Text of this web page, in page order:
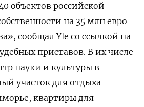
объектов российской
на 35 млн евро
сообщал Yle со ссылкой на
приставов. В их числе
науки и культуры в
участок для отдыха
квартиры для